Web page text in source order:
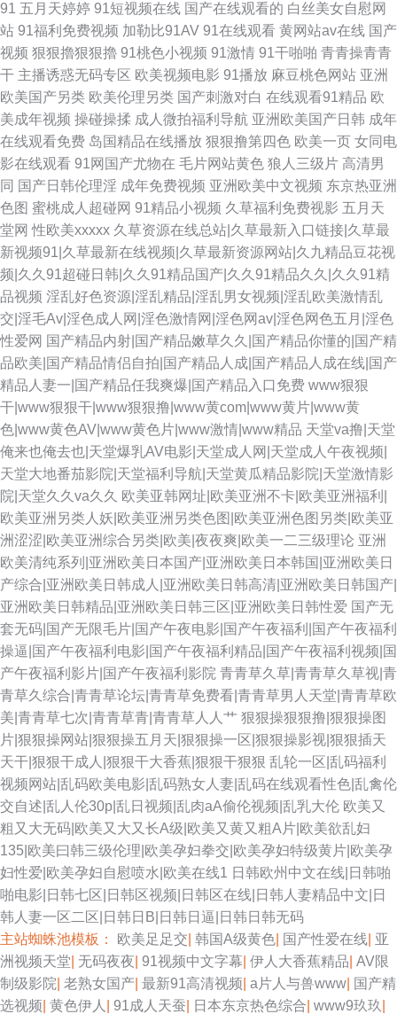
91 五月天婷婷 91短视频在线 国产在线观看的 白丝美女自慰网
站 91福利免费视频 加勒比91AV 91在线观看 黄网站av在线 国产
视频 狠狠擼狠狠擼 91桃色小视频 91激情 91干啪啪 青青操青青
干 主播诱惑无码专区 欧美视频电影 91播放 麻豆桃色网站 亚洲
欧美国产另类 欧美伦理另类 国产刺激对白 在线观看91精品 欧
美成年视频 操碰操揉 成人微拍福利导航 亚洲欧美国产日韩 成年
在线观看免费 岛国精品在线播放 狠狠撸第四色 欧美一页 女同电
影在线观看 91网国产尤物在 毛片网站黄色 狼人三级片 高清男
同 国产日韩伦理淫 成年免费视频 亚洲欧美中文视频 东京热亚洲
色图 蜜桃成人超碰网 91精品小视频 久草福利免费视影 五月天
堂网 性欧美xxxxx 久草资源在线总站|久草最新入口链接|久草最
新视频91|久草最新在线视频|久草最新资源网站|久九精品豆花视
频|久久91超碰日韩|久久91精品国产|久久91精品久久|久久91精
品视频 淫乱好色资源|淫乱精品|淫乱男女视频|淫乱欧美激情乱
交|淫毛Av|淫色成人网|淫色激情网|淫色网av|淫色网色五月|淫色
性爱网 国产精品内射|国产精品嫩草久久|国产精品你懂的|国产精
品欧美|国产精品情侣自拍|国产精品人成|国产精品人成在线|国产
精品人妻一|国产精品任我爽爆|国产精品入口免费 www狠狠
干|www狠狠干|www狠狠撸|www黄com|www黄片|www黄
色|www黄色AV|www黄色片|www激情|www精品 天堂va撸|天堂
俺来也俺去也|天堂爆乳AV电影|天堂成人网|天堂成人午夜视频|
天堂大地番茄影院|天堂福利导航|天堂黄瓜精品影院|天堂激情影
院|天堂久久va久久 欧美亚韩网址|欧美亚洲不卡|欧美亚洲福利|
欧美亚洲另类人妖|欧美亚洲另类色图|欧美亚洲色图另类|欧美亚
洲涩涩|欧美亚洲综合另类|欧美|夜夜爽|欧美一二三级理论 亚洲
欧美清纯系列|亚洲欧美日本国产|亚洲欧美日本韩国|亚洲欧美日
产综合|亚洲欧美日韩成人|亚洲欧美日韩高清|亚洲欧美日韩国产|
亚洲欧美日韩精品|亚洲欧美日韩三区|亚洲欧美日韩性爱 国产无
套无码|国产无限毛片|国产午夜电影|国产午夜福利|国产午夜福利
操逼|国产午夜福利电影|国产午夜福利精品|国产午夜福利视频|国
产午夜福利影片|国产午夜福利影院 青青草久草|青青草久草视|青
青草久综合|青青草论坛|青青草免费看|青青草男人天堂|青青草欧
美|青青草七次|青青草青|青青草人人艹 狠狠操狠狠撸|狠狠操图
片|狠狠操网站|狠狠操五月天|狠狠操一区|狠狠操影视|狠狠插天
天干|狠狠干成人|狠狠干大香蕉|狠狠干狠狠 乱轮一区|乱码福利
视频网站|乱码欧美电影|乱码熟女人妻|乱码在线观看性色|乱禽伦
交自述|乱人伦30p|乱日视频|乱肉aA偷伦视频|乱乳大伦 欧美又
粗又大无码|欧美又大又长A级|欧美又黄又粗A片|欧美欲乱妇
135|欧美曰韩三级伦理|欧美孕妇拳交|欧美孕妇特级黄片|欧美孕
妇性爱|欧美孕妇自慰喷水|欧美在线1 日韩欧州中文在线|日韩啪
啪电影|日韩七区|日韩区视频|日韩区在线|日韩人妻精品中文|日
韩人妻一区二区|日韩日B|日韩日逼|日韩日韩无码
主站蜘蛛池模板： 欧美足足交 韩国A级黄色 国产性爱在线 亚
洲视频天堂 无码夜夜 91视频中文字幕 伊人大香蕉精品 AV限
制级影院 老熟女国产 最新91高清视频 a片人与兽www 国产精
选视频 黄色伊人 91成人天蚕 日本东京热色综合 www9玖玖